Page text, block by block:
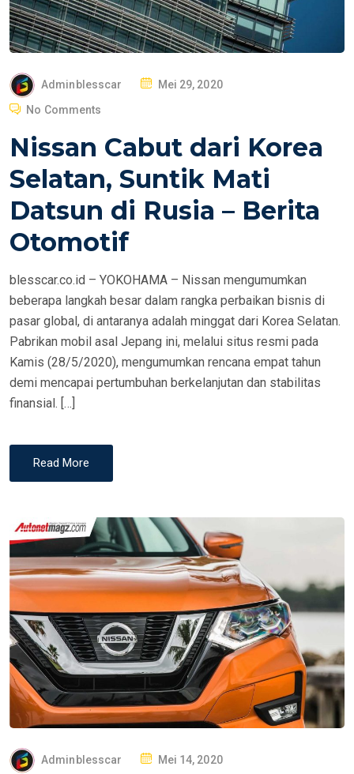
Adminblesscar
P
T
O
Mei 29, 2020
No Comments
Nissan Cabut dari Korea
Selatan, Suntik Mati
Datsun di Rusia – Berita
Otomotif
blesscar.co.id – YOKOHAMA – Nissan mengumumkan
beberapa langkah besar dalam rangka perbaikan bisnis di
pasar global, di antaranya adalah minggat dari Korea Selatan.
Pabrikan mobil asal Jepang ini, melalui situs resmi pada
Kamis (28/5/2020), mengumumkan rencana empat tahun
demi mencapai pertumbuhan berkelanjutan dan stabilitas
finansial. […]
Read More
Adminblesscar
PMei 14, 2020